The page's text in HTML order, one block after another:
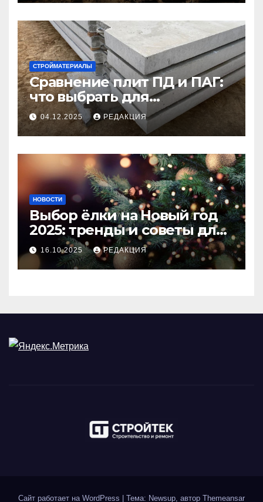
СТРОЙМАТЕРИАЛЫ
Сравнение плит ПД и ПАГ:
что выбрать для
долговечного и прочного
покрытия
04.12.2025 РЕДАКЦИЯ
НОВОСТИ
Выбор ёлки на Новый год
2025: тренды и советы для
идеального праздника
16.10.2025 РЕДАКЦИЯ
Сайт работает на WordPress Тема: Newsup, автор Themeansar